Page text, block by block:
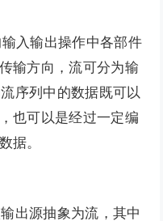
入输出操作中各部件
输方向，流可分为输
序列中的数据既可以
也可以是经过一定编
据。
出源抽象为流，其中